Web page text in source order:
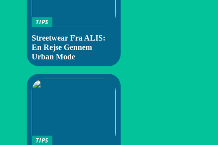
TIPS
Streetwear Fra ALIS:
En Rejse Gennem
Urban Mode
TIPS